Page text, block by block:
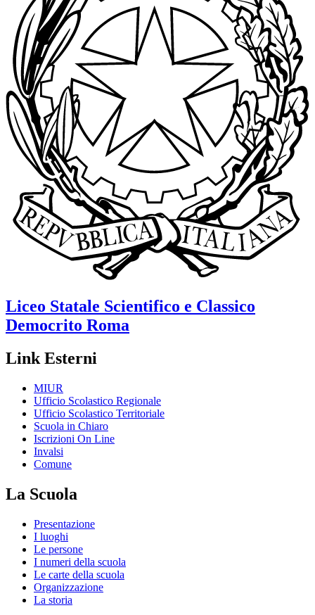
Liceo Statale Scientifico e Classico
Democrito Roma
Link Esterni
MIUR
Ufficio Scolastico Regionale
Ufficio Scolastico Territoriale
Scuola in Chiaro
Iscrizioni On Line
Invalsi
Comune
La Scuola
Presentazione
I luoghi
Le persone
I numeri della scuola
Le carte della scuola
Organizzazione
La storia